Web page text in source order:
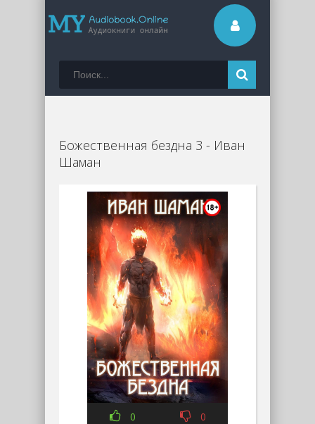
Божественная бездна 3 - Иван
Шаман
0 0